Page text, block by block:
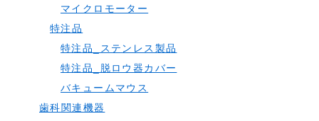
マイクロモーター
特注品
特注品_ステンレス製品
特注品_脱ロウ器カバー
バキュームマウス
歯科関連機器